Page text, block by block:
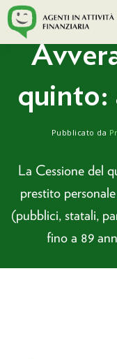
prestitimycredit.it /
quinto:
Pubblicato da
La Cessione del
prestito
(pubblici, statali,
fino a 89